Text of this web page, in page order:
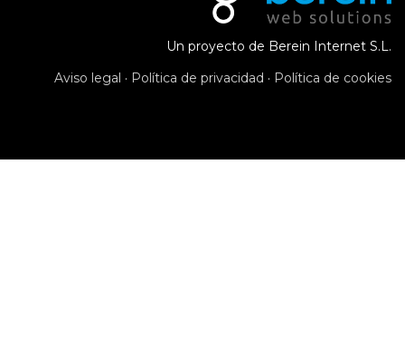
Un proyecto de Berein Internet S.L.
Aviso legal · Política de privacidad · Política de cookies